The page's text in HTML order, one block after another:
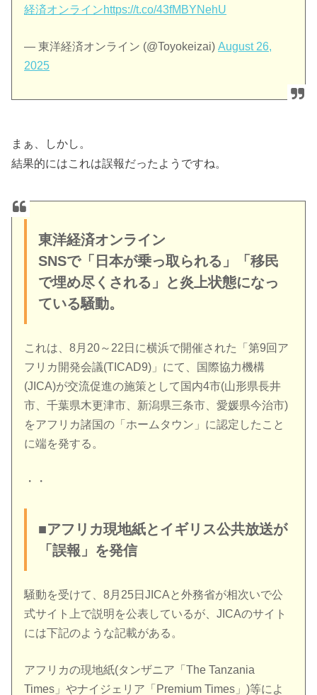
経済オンラインhttps://t.co/43fMBYNehU
— 東洋経済オンライン (@Toyokeizai)August 26,
2025
まぁ、しかし。
結果的にはこれは誤報だったようですね。
東洋経済オンライン
SNSで「日本が乗っ取られる」「移民
で埋め尽くされる」と炎上状態になっ
ている騒動。
これは、8月20～22日に横浜で開催された「第9回ア
フリカ開発会議(TICAD9)」にて、国際協力機構
(JICA)が交流促進の施策として国内4市(山形県長井
市、千葉県木更津市、新潟県三条市、愛媛県今治市)
をアフリカ諸国の「ホームタウン」に認定したこと
に端を発する。
・・
■アフリカ現地紙とイギリス公共放送が
「誤報」を発信
騒動を受けて、8月25日JICAと外務省が相次いで公
式サイト上で説明を公表しているが、JICAのサイト
には下記のような記載がある。
アフリカの現地紙(タンザニア「The Tanzania
Times」やナイジェリア「Premium Times」)等によ